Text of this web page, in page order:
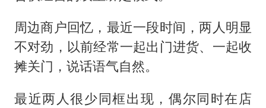
周边商户回忆，最近一段时间，两人明显
不对劲，以前经常一起出门进货、一起收
摊关门，说话语气自然。
最近两人很少同框出现，偶尔同时在店